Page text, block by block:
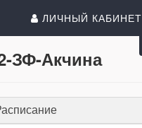
ЛИЧНЫЙ КАБИНЕТ
ЗФ-Акчина